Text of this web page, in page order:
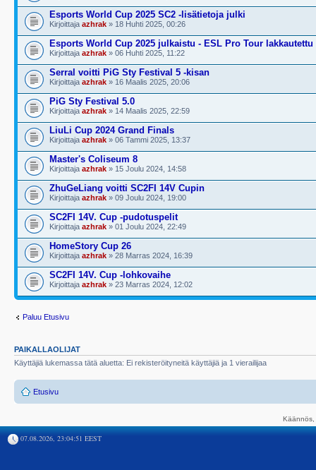
Esports World Cup 2025 SC2 -lisätietoja julki
Kirjoittaja azhrak » 18 Huhti 2025, 00:26
Esports World Cup 2025 julkaistu - ESL Pro Tour lakkautettu
Kirjoittaja azhrak » 06 Huhti 2025, 11:22
Serral voitti PiG Sty Festival 5 -kisan
Kirjoittaja azhrak » 16 Maalis 2025, 20:06
PiG Sty Festival 5.0
Kirjoittaja azhrak » 14 Maalis 2025, 22:59
LiuLi Cup 2024 Grand Finals
Kirjoittaja azhrak » 06 Tammi 2025, 13:37
Master's Coliseum 8
Kirjoittaja azhrak » 15 Joulu 2024, 14:58
ZhuGeLiang voitti SC2FI 14V Cupin
Kirjoittaja azhrak » 09 Joulu 2024, 19:00
SC2FI 14V. Cup -pudotuspelit
Kirjoittaja azhrak » 01 Joulu 2024, 22:49
HomeStory Cup 26
Kirjoittaja azhrak » 28 Marras 2024, 16:39
SC2FI 14V. Cup -lohkovaihe
Kirjoittaja azhrak » 23 Marras 2024, 12:02
Paluu Etusivu
PAIKALLAOLIJAT
Käyttäjiä lukemassa tätä aluetta: Ei rekisteröityneitä käyttäjiä ja 1 vierailijaa
Etusivu
07.08.2026, 23:04:51 EEST